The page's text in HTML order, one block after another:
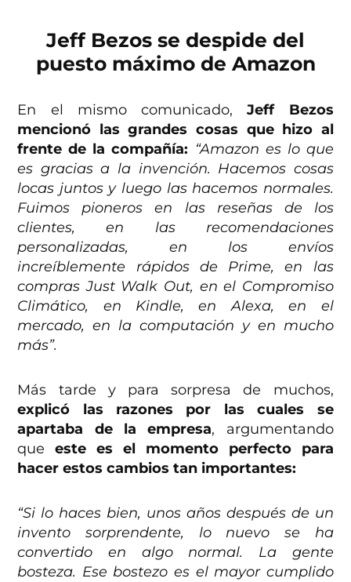
Jeff Bezos se despide del
puesto máximo de Amazon
En el mismo comunicado,Jeff Bezos
mencionó las grandes cosas que hizo al
frente de la compañía: “Amazon es lo que
es gracias a la invención. Hacemos cosas
locas juntos y luego las hacemos normales.
Fuimos pioneros en las reseñas de los
clientes, en las recomendaciones
personalizadas, en los envíos
increíblemente rápidos de Prime, en las
compras Just Walk Out, en el Compromiso
Climático, en Kindle, en Alexa, en el
mercado, en la computación y en mucho
más”.
Más tarde y para sorpresa de muchos,
explicó las razones por las cuales se
apartaba de la empresa, argumentando
que este es el momento perfecto para
hacer estos cambios tan importantes:
“Si lo haces bien, unos años después de un
invento sorprendente, lo nuevo se ha
convertido en algo normal. La gente
bosteza. Ese bostezo es el mayor cumplido